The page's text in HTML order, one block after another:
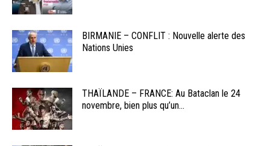
BIRMANIE – CONFLIT : Nouvelle alerte des
Nations Unies
THAÏLANDE – FRANCE: Au Bataclan le 24
novembre, bien plus qu’un...